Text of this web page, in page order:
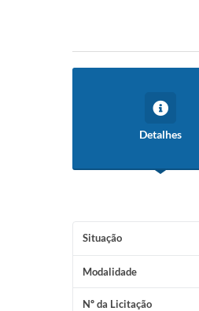
Detalhes
Situação
Modalidade
Nº da Licitação